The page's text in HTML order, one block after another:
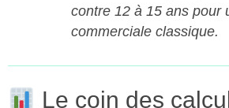
contre 12 à 15 ans pour
commerciale classique.
Le coin des